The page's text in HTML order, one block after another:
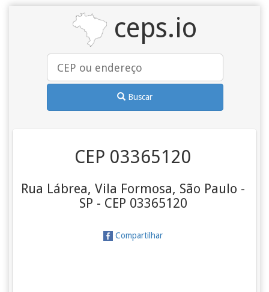
ceps.io
Buscar
CEP 03365120
Rua Lábrea, Vila Formosa, São Paulo -
SP - CEP 03365120
Compartilhar